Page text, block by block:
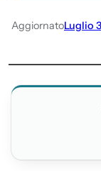
AggiornatoLuglio